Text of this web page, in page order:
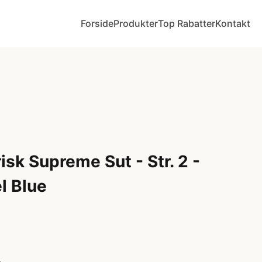
ForsideProdukterTop RabatterKontakt
Supreme Sut - Str. 2 -
Blue